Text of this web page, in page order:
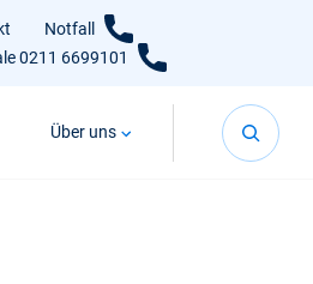
Notfall
0211 6699101
Über uns